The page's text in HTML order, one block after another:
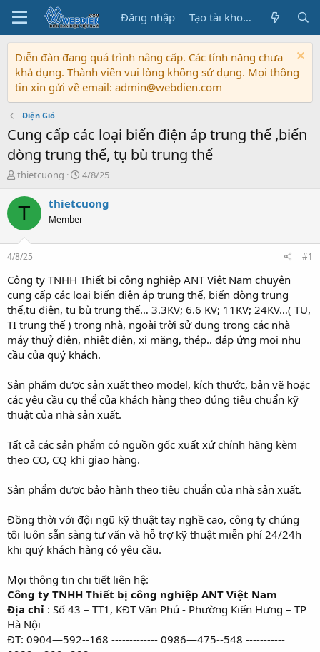
Đăng nhập Tạo tài khoản
Diễn đàn đang quá trình nâng cấp. Các tính năng chưa
khả dụng. Thành viên vui lòng không sử dụng. Mọi thông
tin xin gửi về email: admin@webdien.com
Điện Gió
Cung cấp các loại biến điện áp trung thế ,biến
dòng trung thế, tụ bù trung thế
T
r
e
a
s
t
a
t
e
r
thietcuong
N
à
ầ
4/8/25
T thietcuong
Member
4/8/25 #1
Công ty TNHH Thiết bị công nghiệp ANT Việt Nam chuyên
cung cấp các loại biến điện áp trung thế, biến dòng trung
thế,tụ điện, tụ bù trung thế… 3.3KV; 6.6 KV; 11KV; 24KV…( TU,
TI trung thế ) trong nhà, ngoài trời sử dụng trong các nhà
máy thuỷ điện, nhiệt điện, xi măng, thép.. đáp ứng mọi nhu
cầu của quý khách.
Sản phẩm được sản xuất theo model, kích thước, bản vẽ hoặc
các yêu cầu cụ thể của khách hàng theo đúng tiêu chuẩn kỹ
thuật của nhà sản xuất.
Tất cả các sản phẩm có nguồn gốc xuất xứ chính hãng kèm
theo CO, CQ khi giao hàng.
Sản phẩm được bảo hành theo tiêu chuẩn của nhà sản xuất.
Đồng thời với đội ngũ kỹ thuật tay nghề cao, công ty chúng
tôi luôn sẵn sàng tư vấn và hỗ trợ kỹ thuật miễn phí 24/24h
khi quý khách hàng có yêu cầu.
Mọi thông tin chi tiết liên hệ:
Công ty TNHH Thiết bị công nghiệp ANT Việt Nam
Địa chỉ : Số 43 – TT1, KĐT Văn Phú - Phường Kiến Hưng – TP
Hà Nội
ĐT: 0904—592--168 ------------- 0986—475--548 -----------